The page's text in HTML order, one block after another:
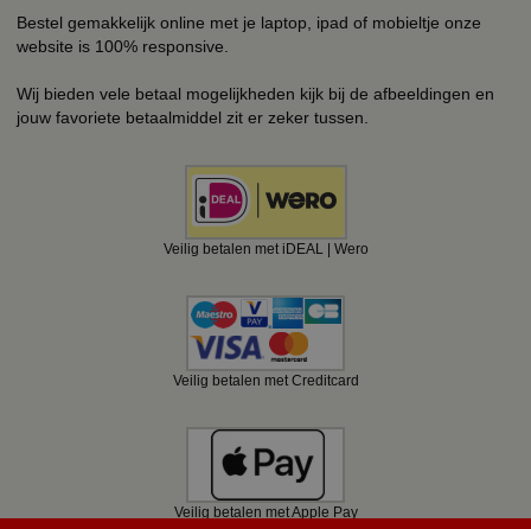
Bestel gemakkelijk online met je laptop, ipad of mobieltje onze
website is 100% responsive.
Wij bieden vele betaal mogelijkheden kijk bij de afbeeldingen en
jouw favoriete betaalmiddel zit er zeker tussen.
Veilig betalen met iDEAL | Wero
Veilig betalen met Creditcard
Veilig betalen met Apple Pay